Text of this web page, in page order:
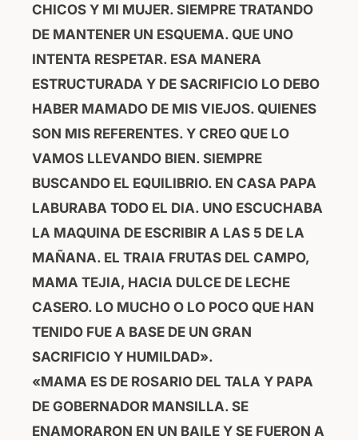
CHICOS Y MI MUJER. SIEMPRE TRATANDO
DE MANTENER UN ESQUEMA. QUE UNO
INTENTA RESPETAR. ESA MANERA
ESTRUCTURADA Y DE SACRIFICIO LO DEBO
HABER MAMADO DE MIS VIEJOS. QUIENES
SON MIS REFERENTES. Y CREO QUE LO
VAMOS LLEVANDO BIEN. SIEMPRE
BUSCANDO EL EQUILIBRIO. EN CASA PAPA
LABURABA TODO EL DIA. UNO ESCUCHABA
LA MAQUINA DE ESCRIBIR A LAS 5 DE LA
MAÑANA. EL TRAIA FRUTAS DEL CAMPO,
MAMA TEJIA, HACIA DULCE DE LECHE
CASERO. LO MUCHO O LO POCO QUE HAN
TENIDO FUE A BASE DE UN GRAN
SACRIFICIO Y HUMILDAD».
«MAMA ES DE ROSARIO DEL TALA Y PAPA
DE GOBERNADOR MANSILLA. SE
ENAMORARON EN UN BAILE Y SE FUERON A